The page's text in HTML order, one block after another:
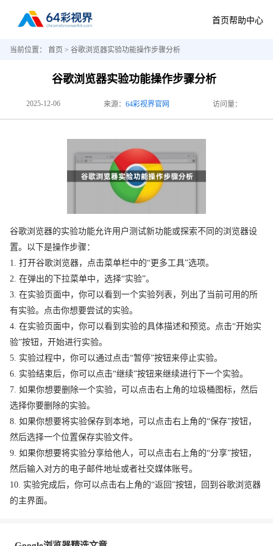
首页帮助中心
当前位置： 首页 > 谷歌浏览器实验功能操作步骤分析
谷歌浏览器实验功能操作步骤分析
2025-12-06 来源： 64彩视界官网 访问量：
谷歌浏览器的实验功能允许用户测试新功能或探索不同的浏览器设
置。以下是操作步骤：
1. 打开谷歌浏览器，点击菜单栏中的“更多工具”选项。
2. 在弹出的下拉菜单中，选择“实验”。
3. 在实验页面中，你可以看到一个实验列表，列出了当前可用的所
有实验。点击你想要尝试的实验。
4. 在实验页面中，你可以看到实验的具体描述和预览。点击“开始实
验”按钮，开始进行实验。
5. 实验过程中，你可以通过点击“暂停”按钮来停止实验。
6. 实验结束后，你可以点击“继续”按钮来继续进行下一个实验。
7. 如果你想要删除一个实验，可以点击右上角的垃圾桶图标，然后
选择你要删除的实验。
8. 如果你想要将实验保存到本地，可以点击右上角的“保存”按钮，
然后选择一个位置保存实验文件。
9. 如果你想要将实验分享给他人，可以点击右上角的“分享”按钮，
然后输入对方的电子邮件地址或者社交媒体账号。
10. 实验完成后，你可以点击右上角的“返回”按钮，回到谷歌浏览器
的主界面。